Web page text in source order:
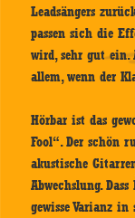
Leadsängers
passen sich die
wird, sehr gut ein.
allem, wenn der
Hörbar ist das
Fool“. Der schön
akustische
Abwechslung.
gewisse Varianz